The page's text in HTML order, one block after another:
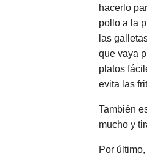
hacerlo
pollo a la
las
que vaya
platos
evita las
También
mucho y
Por